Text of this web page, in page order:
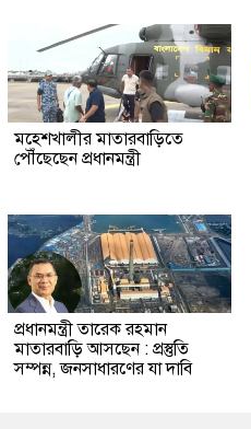
মহেশখালীর মাতারবাড়িতে
পৌঁছেছেন প্রধানমন্ত্রী
প্রধানমন্ত্রী তারেক রহমান
মাতারবাড়ি আসছেন : প্রস্তুতি
সম্পন্ন, জনসাধারণের যা দাবি